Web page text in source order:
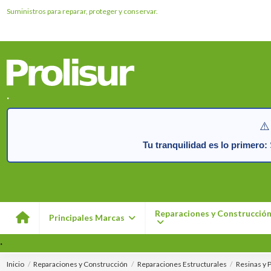
Suministros para reparar, proteger y conservar.
.
⚠️
Tu tranquilidad es lo primero:
Principales Marcas Reparaciones y
.
Inicio Reparaciones y Construcción Reparaciones Estructurales Resinas y